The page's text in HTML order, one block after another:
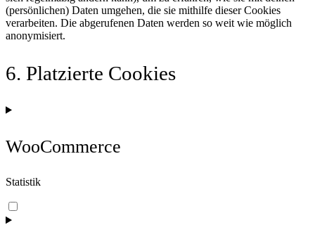
(persönlichen) Daten umgehen, die sie mithilfe dieser Cookies
verarbeiten. Die abgerufenen Daten werden so weit wie möglich
anonymisiert.
6. Platzierte Cookies
WooCommerce
Statistik
Consent
to